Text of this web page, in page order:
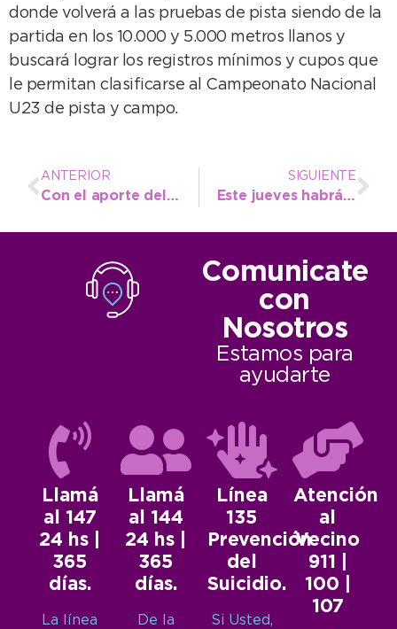
donde volverá a las pruebas de pista siendo de la
partida en los 10.000 y 5.000 metros llanos y
buscará lograr los registros mínimos y cupos que
le permitan clasificarse al Campeonato Nacional
U23 de pista y campo.
ANTERIOR
Con el aporte del COM, detuvieron al autor de un robo en un comercio gastronómico
SIGUIENTE
Este jueves habrá un acto de firmas de escrituras en el Centro Vasco
Comunicate
con
Nosotros
Estamos para
ayudarte
Llamá
al 147
24 hs |
365
días.
La línea
Llamá
al 144
24 hs |
365
días.
De la
Línea
135
Prevención
del
Suicidio.
Si Usted,
Atención
al
Vecino
911 |
100 |
107